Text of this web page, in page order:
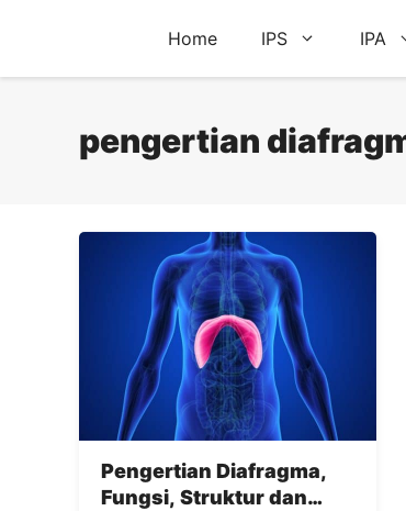
Home IPS IPA
pengertian
Pengertian Diafragma,
Fungsi, Struktur dan